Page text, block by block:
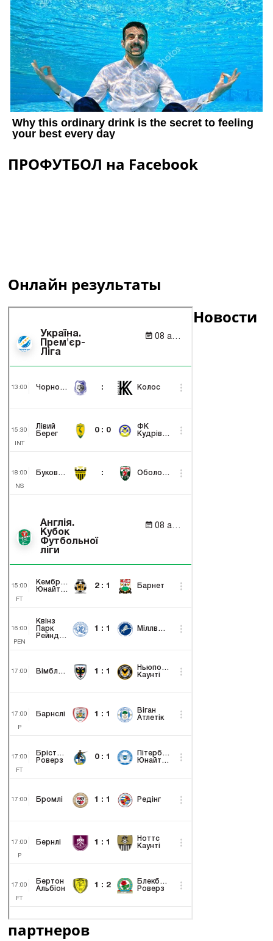
ПРОФУТБОЛ на Facebook
Онлайн результаты
Новости
партнеров